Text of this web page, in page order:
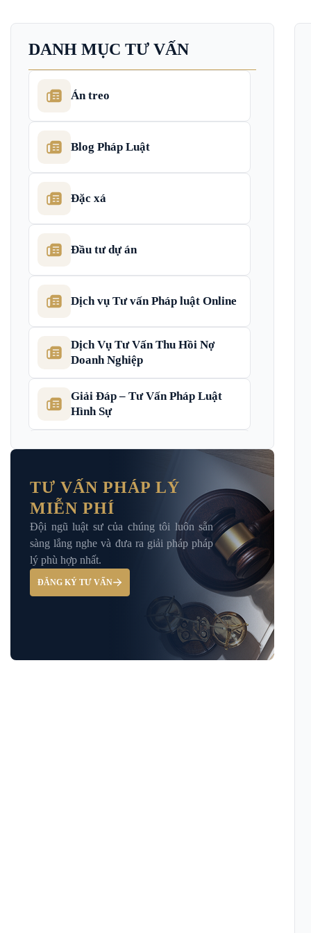
DANH MỤC TƯ VẤN
Án treo
Blog Pháp Luật
Đặc xá
Đầu tư dự án
Dịch vụ Tư vấn Pháp luật Online
Dịch Vụ Tư Vấn Thu Hồi Nợ
Doanh Nghiệp
Giải Đáp – Tư Vấn Pháp Luật
Hình Sự
Hỏi đáp và tư vấn pháp luật
Luật Bảo Hiểm Xã Hội
Luật Dân Sự
Luật Giao Thông
TƯ VẤN PHÁP LÝ
MIỄN PHÍ
Đội ngũ luật sư của chúng tôi luôn sẵn
sàng lắng nghe và đưa ra giải pháp pháp
lý phù hợp nhất.
ĐĂNG KÝ TƯ VẤN